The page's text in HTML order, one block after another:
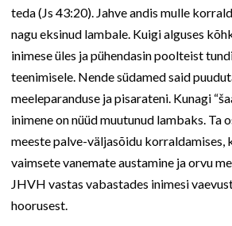
teda (Js 43:20). Jahve andis mulle
nagu eksinud lambale. Kuigi alguses
inimese üles ja pühendasin poolteist
teenimisele. Nende südamed said
meeleparanduse ja pisarateni. Kunagi
inimene on nüüd muutunud lambaks. Ta
meeste palve-väljasõidu korraldamises,
vaimsete vanemate austamine ja orvu
JHVH vastas vabastades inimesi
hoorusest.